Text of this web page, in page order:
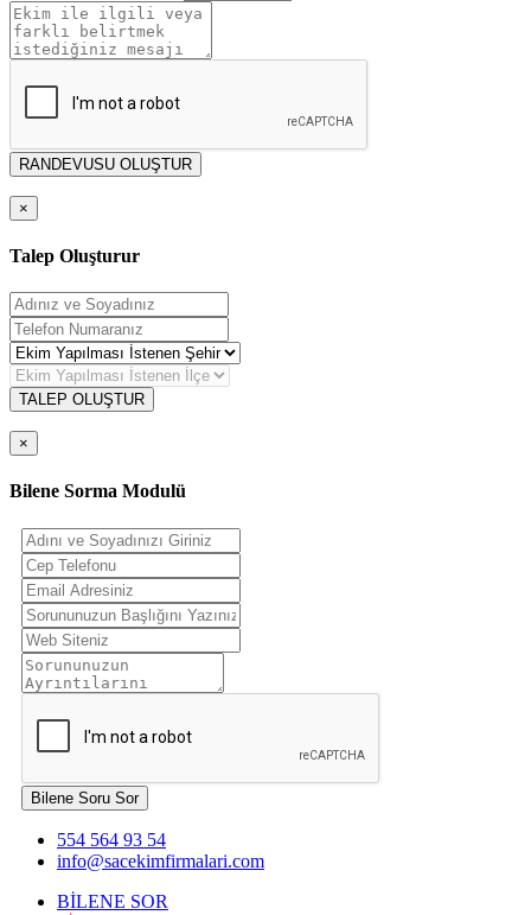
RANDEVUSU OLUŞTUR
×
Talep Oluşturur
TALEP OLUŞTUR
×
Bilene Sorma Modulü
Bilene Soru Sor
554 564 93 54
info@sacekimfirmalari.com
BİLENE SOR